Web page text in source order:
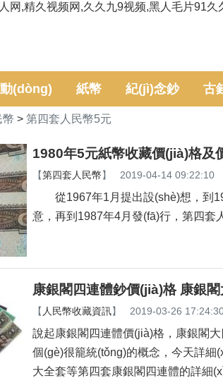
网,精久视频网,久久九9视频,黑人毛片91
(dòng) 紙幣 紀(jì)念鈔 古
幣 > 第四套人民幣5元
1980年5元紙幣收藏價(jià)格及
【第四套人民幣】 2019-04-14 09:22:10
從1967年1月提出設(shè)想，到
意，再到1987年4月發(fā)行，第四套
康銀閣四連體鈔價(jià)格 康銀
【 人民幣收藏資訊】 2019-03-26
說起康銀閣四連體價(jià)格，康銀
個(gè)很籠統(tǒng)的概念，今天詳
大全套等第四套康銀閣四連體的詳細